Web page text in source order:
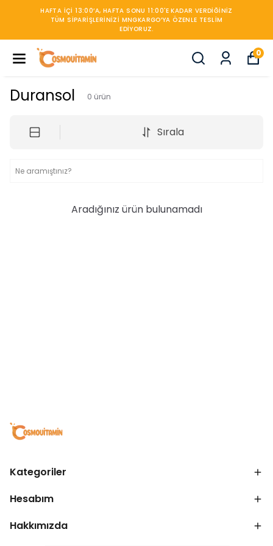
HAFTA IÇI 13:00’A, HAFTA SONU 11:00'E KADAR VERDIĞINIZ
TÜM SIPARIŞLERINIZI MNGKARGO’YA ÖZENLE TESLIM
EDIYORUZ.
0
Duransol 0 ürün
Sırala
Aradığınız ürün bulunamadı
Kategoriler
Hesabım
Hakkımızda